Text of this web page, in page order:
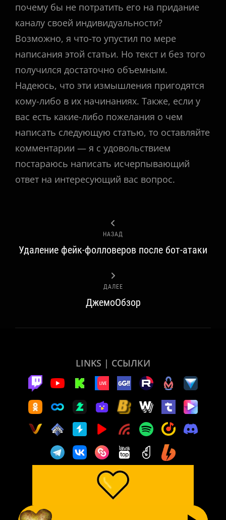
почему бы не потратить его на придание
каналу своей индивидуальности?
Возможно, я что-то упустил по мере
написания этой статьи. Но текст и без того
получился достаточно объемным.
Надеюсь, что эти измышления пригодятся
кому-либо в их начинаниях. Также, если у
вас есть какие-либо пожелания о чем
написать следующую статью, то оставляйте
комментарии — я с удовольствием
постараюсь написать исчерпывающий
ответ на интересующий вас вопрос.
НАЗАД
Удаление фейк-фолловеров после бот-атаки
ДАЛЕЕ
ДжемоОбзор
LINKS | ССЫЛКИ